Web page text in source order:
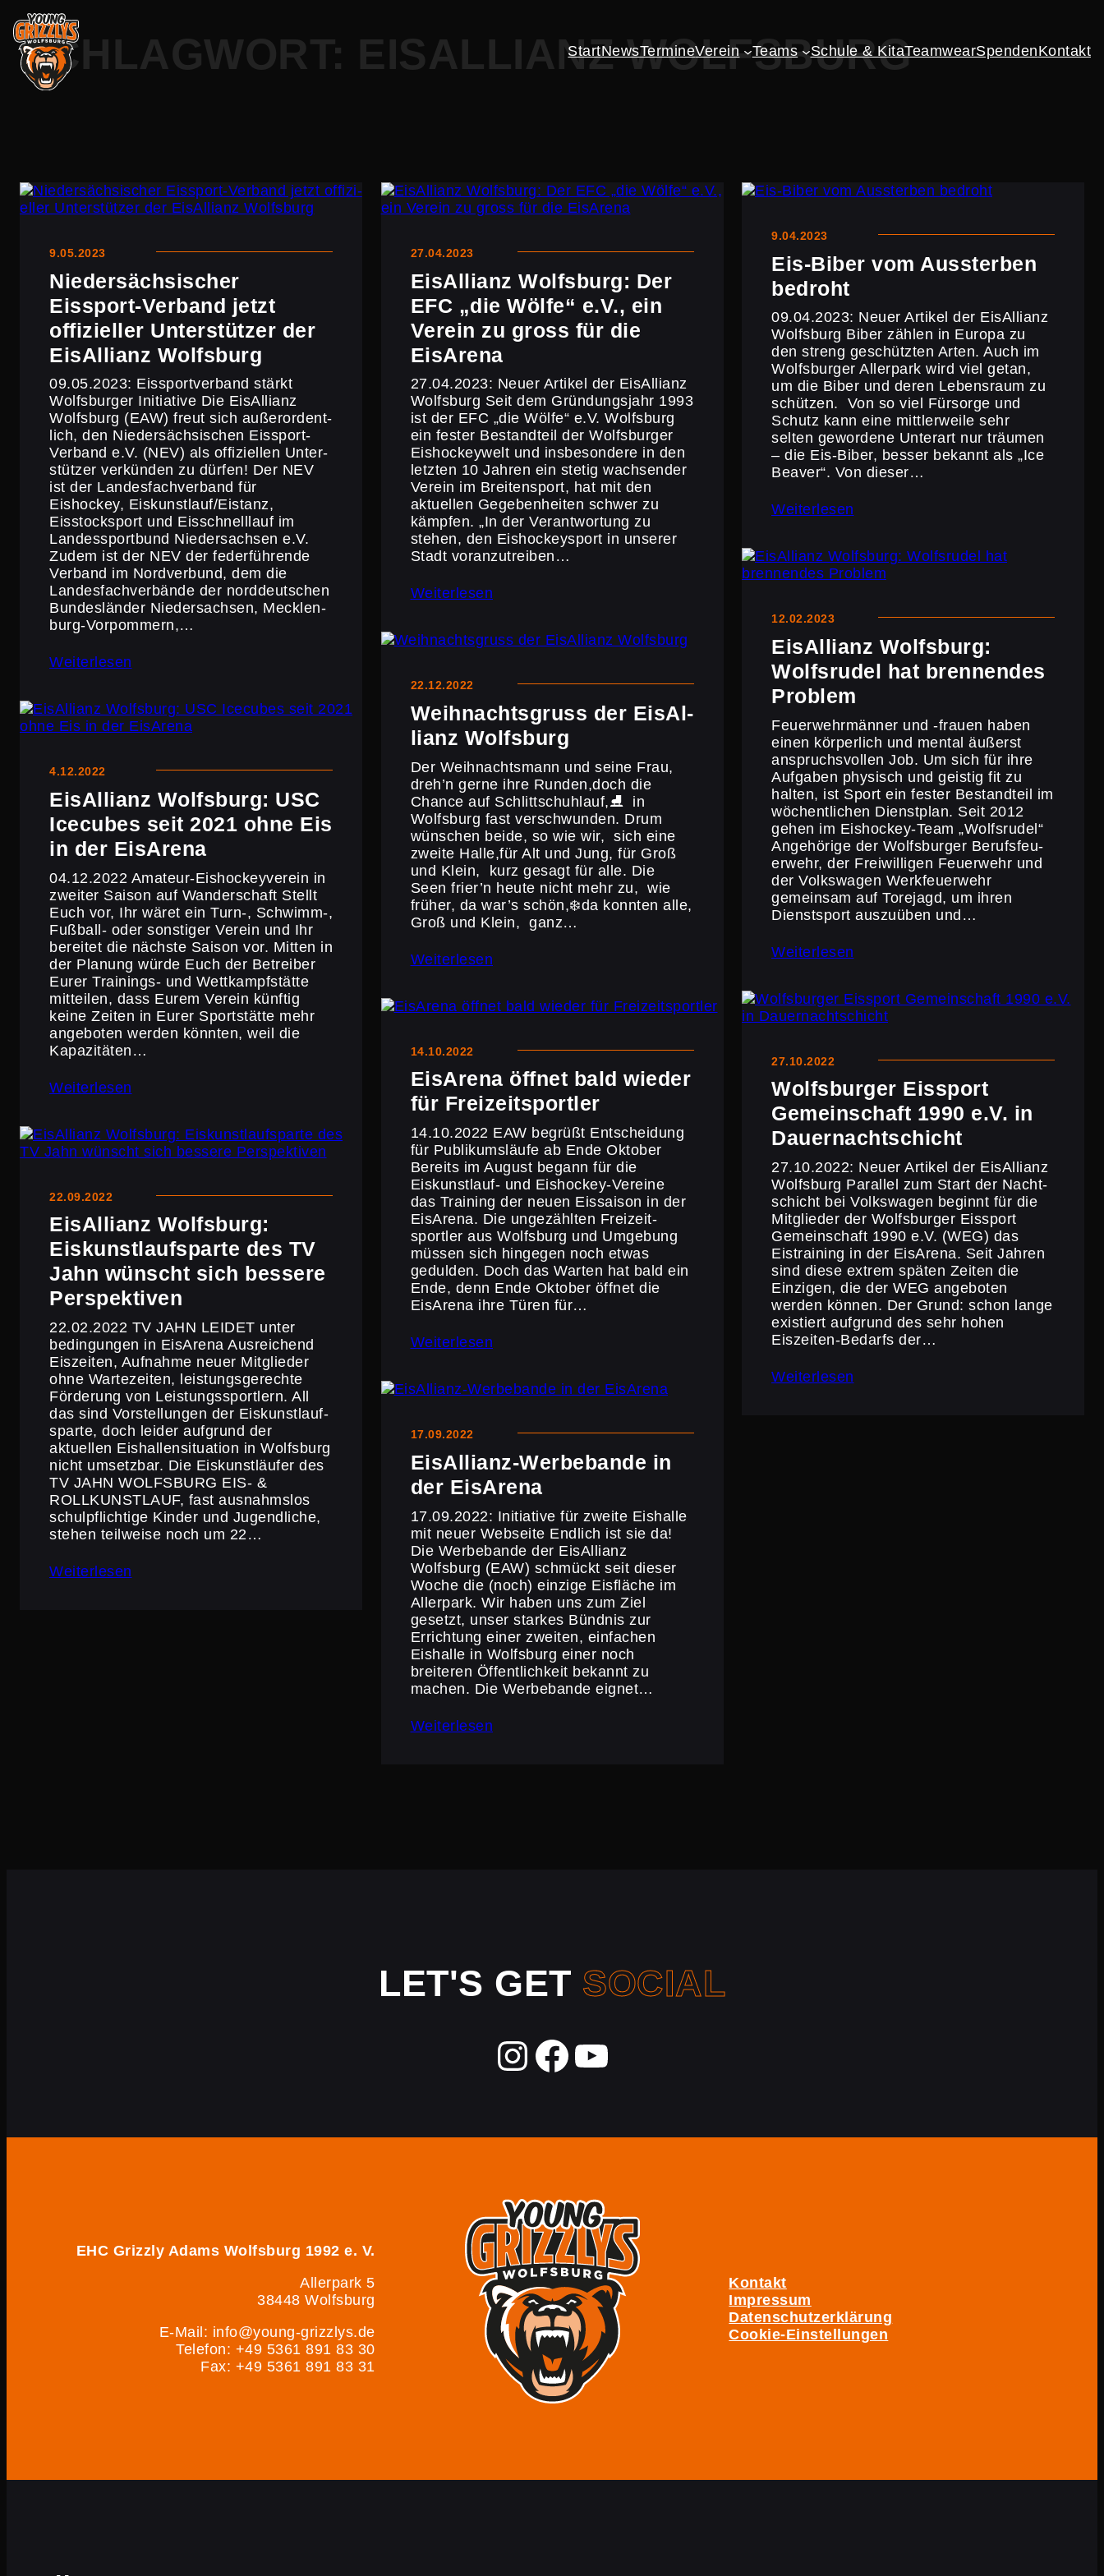
Zum
Inhalt
springen
StartNewsTermineVerein Teams Schule & KitaTeamwearSpendenKontakt
SCHLAGWORT: EISALLIANZ WOLFSBURG
9.05.2023
Nieder­säch­si­scher
Eissport-Verband jetzt
offizi­eller Unter­stützer der
EisAl­lianz Wolfsburg
09.05.2023: Eissport­ver­band stärkt
Wolfs­burger Initiative Die EisAl­lianz
Wolfsburg (EAW) freut sich außer­or­dent­
lich, den Nieder­säch­si­schen Eissport-
Verband e.V. (NEV) als offizi­ellen Unter­
stützer verkünden zu dürfen! Der NEV
ist der Landes­fach­ver­band für
Eishockey, Eiskunstlauf/Eistanz,
Eisstock­sport und Eisschnell­lauf im
Landes­sport­bund Nieder­sachsen e.V.
Zudem ist der NEV der feder­füh­rende
Verband im Nordver­bund, dem die
Landes­fach­ver­bände der norddeut­schen
Bundes­länder Nieder­sachsen, Mecklen­
burg-Vorpom­mern,…
Weiterlesen
27.04.2023
EisAl­lianz Wolfsburg: Der
EFC „die Wölfe“ e.V., ein
Verein zu gross für die
EisArena
27.04.2023: Neuer Artikel der EisAl­lianz
Wolfsburg Seit dem Gründungs­jahr 1993
ist der EFC „die Wölfe“ e.V. Wolfsburg
ein fester Bestand­teil der Wolfs­burger
Eisho­ckey­welt und insbe­son­dere in den
letzten 10 Jahren ein stetig wachsender
Verein im Breiten­sport, hat mit den
aktuellen Gegeben­heiten schwer zu
kämpfen. „In der Verant­wor­tung zu
stehen, den Eisho­ckey­sport in unserer
Stadt voran­zu­treiben…
Weiterlesen
9.04.2023
Eis-Biber vom Aussterben
bedroht
09.04.2023: Neuer Artikel der EisAl­lianz
Wolfsburg Biber zählen in Europa zu
den streng geschützten Arten. Auch im
Wolfs­burger Allerpark wird viel getan,
um die Biber und deren Lebens­raum zu
schützen. Von so viel Fürsorge und
Schutz kann eine mittler­weile sehr
selten gewordene Unterart nur träumen
– die Eis-Biber, besser bekannt als „Ice
Beaver“. Von dieser…
Weiterlesen
12.02.2023
EisAl­lianz Wolfsburg:
Wolfs­rudel hat brennendes
Problem
Feuer­wehr­männer und ‑frauen haben
einen körper­lich und mental äußerst
anspruchs­vollen Job. Um sich für ihre
Aufgaben physisch und geistig fit zu
halten, ist Sport ein fester Bestand­teil im
wöchent­li­chen Dienstplan. Seit 2012
gehen im Eishockey-Team „Wolfs­rudel“
Angehö­rige der Wolfs­burger Berufs­feu­
er­wehr, der Freiwil­ligen Feuerwehr und
der Volks­wagen Werkfeu­er­wehr
gemeinsam auf Torejagd, um ihren
Dienst­sport auszuüben und…
Weiterlesen
22.12.2022
Weihnachts­gruss der EisAl­
lianz Wolfsburg
Der Weihnachts­mann und seine Frau,
dreh’n gerne ihre Runden,doch die
Chance auf Schlitt­schuh­lauf,⛸ in
Wolfsburg fast verschwunden. Drum
wünschen beide, so wie wir, sich eine
zweite Halle,für Alt und Jung, für Groß
und Klein, kurz gesagt für alle. Die
Seen frier’n heute nicht mehr zu, wie
früher, da war’s schön,❄️da konnten alle,
Groß und Klein, ganz…
Weiterlesen
4.12.2022
EisAl­lianz Wolfsburg: USC
Icecubes seit 2021 ohne Eis
in der EisArena
04.12.2022 Amateur-Eisho­ckey­verein in
zweiter Saison auf Wanderschaft Stellt
Euch vor, Ihr wäret ein Turn‑, Schwimm‑,
Fußball- oder sonstiger Verein und Ihr
bereitet die nächste Saison vor. Mitten in
der Planung würde Euch der Betreiber
Eurer Trainings- und Wettkampf­stätte
mitteilen, dass Eurem Verein künftig
keine Zeiten in Eurer Sport­stätte mehr
angeboten werden könnten, weil die
Kapazi­täten…
Weiterlesen
27.10.2022
Wolfs­burger Eissport
Gemein­schaft 1990 e.V. in
Dauernachtschicht
27.10.2022: Neuer Artikel der EisAl­lianz
Wolfsburg Parallel zum Start der Nacht­
schicht bei Volks­wagen beginnt für die
Mitglieder der Wolfs­burger Eissport
Gemein­schaft 1990 e.V. (WEG) das
Eistrai­ning in der EisArena. Seit Jahren
sind diese extrem späten Zeiten die
Einzigen, die der WEG angeboten
werden können. Der Grund: schon lange
existiert aufgrund des sehr hohen
Eiszeiten-Bedarfs der…
Weiterlesen
14.10.2022
EisArena öffnet bald wieder
für Freizeitsportler
14.10.2022 EAW begrüßt Entschei­dung
für Publi­kums­läufe ab Ende Oktober
Bereits im August begann für die
Eiskunst­lauf- und Eishockey-Vereine
das Training der neuen Eissaison in der
EisArena. Die ungezählten Freizeit­
sportler aus Wolfsburg und Umgebung
müssen sich hingegen noch etwas
gedulden. Doch das Warten hat bald ein
Ende, denn Ende Oktober öffnet die
EisArena ihre Türen für…
Weiterlesen
22.09.2022
EisAl­lianz Wolfsburg:
Eiskunst­lauf­s­parte des TV
Jahn wünscht sich bessere
Perspektiven
22.02.2022 TV JAHN LEIDET unter
bedin­gungen in EisArena Ausrei­chend
Eiszeiten, Aufnahme neuer Mitglieder
ohne Warte­zeiten, leistungs­ge­rechte
Förderung von Leistungs­sport­lern. All
das sind Vorstel­lungen der Eiskunst­lauf­
s­parte, doch leider aufgrund der
aktuellen Eishal­len­si­tua­tion in Wolfsburg
nicht umsetzbar. Die Eiskunst­läufer des
TV JAHN WOLFSBURG EIS- &
ROLLKUNSTLAUF, fast ausnahmslos
schul­pflich­tige Kinder und Jugend­liche,
stehen teilweise noch um 22…
Weiterlesen
17.09.2022
EisAl­lianz-Werbe­bande in
der EisArena
17.09.2022: Initia­tive für zweite Eishalle
mit neuer Webseite Endlich ist sie da!
Die Werbe­bande der EisAl­lianz
Wolfsburg (EAW) schmückt seit dieser
Woche die (noch) einzige Eisfläche im
Allerpark. Wir haben uns zum Ziel
gesetzt, unser starkes Bündnis zur
Errich­tung einer zweiten, einfachen
Eishalle in Wolfsburg einer noch
breiteren Öffent­lich­keit bekannt zu
machen. Die Werbe­bande eignet…
Weiterlesen
LET'S GET SOCIAL
EHC Grizzly Adams Wolfsburg 1992 e. V.
Allerpark 5
38448 Wolfsburg
E-Mail: info@young-grizzlys.de
Telefon: +49 5361 891 83 30
Fax: +49 5361 891 83 31
Kontakt
Impressum
Datenschutzerklärung
Cookie-Einstellungen